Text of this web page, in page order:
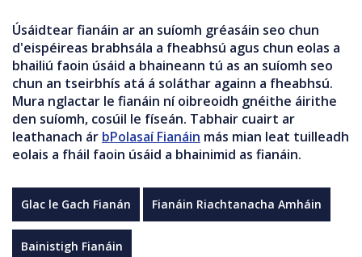
Úsáidtear fianáin ar an suíomh gréasáin seo chun
d'eispéireas brabhsála a fheabhsú agus chun eolas a
bhailiú faoin úsáid a bhaineann tú as an suíomh seo
chun an tseirbhís atá á soláthar againn a fheabhsú.
Mura nglactar le fianáin ní oibreoidh gnéithe áirithe
den suíomh, cosúil le físeán. Tabhair cuairt ar
leathanach ár bPolasaí Fianáin más mian leat tuilleadh
eolais a fháil faoin úsáid a bhainimid as fianáin.
Glac le Gach Fianán Fianáin Riachtanacha Amháin
Bainistigh Fianáin